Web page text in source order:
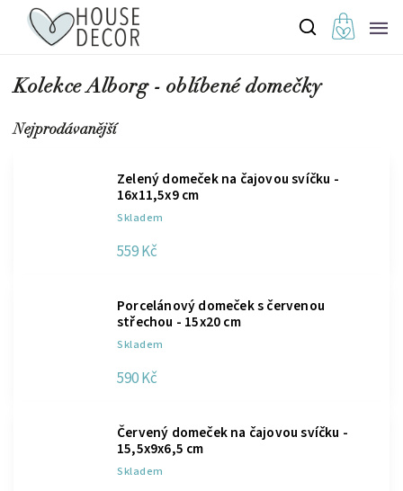
Kolekce Alborg - oblíbené domečky
Nejprodávanější
Zelený domeček na čajovou svíčku -
16x11,5x9 cm
Skladem
559 Kč
Porcelánový domeček s červenou
střechou - 15x20 cm
Skladem
590 Kč
Červený domeček na čajovou svíčku -
15,5x9x6,5 cm
Skladem